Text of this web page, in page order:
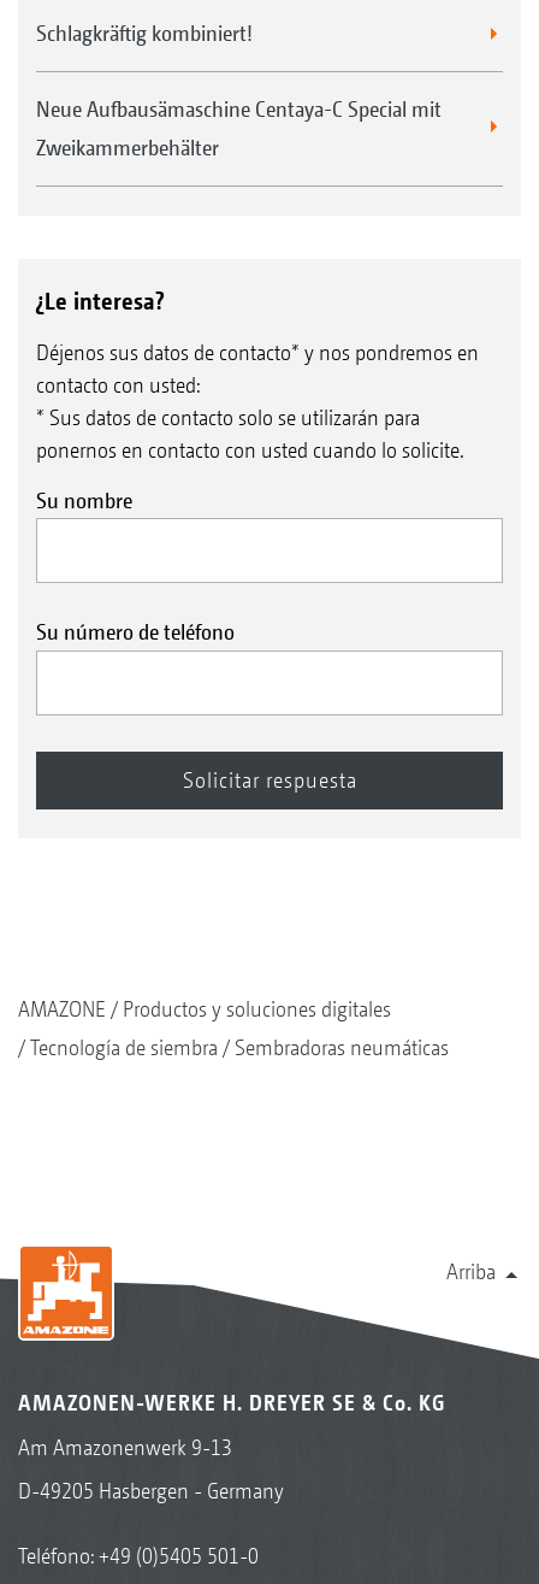
Schlagkräftig kombiniert!
Neue Aufbausämaschine Centaya-C Special mit
Zweikammerbehälter
¿Le interesa?
Déjenos sus datos de contacto* y nos pondremos en
contacto con usted:
* Sus datos de contacto solo se utilizarán para
ponernos en contacto con usted cuando lo solicite.
Su nombre
Su número de teléfono
AMAZONE
Productos y soluciones digitales
Tecnología de siembra
Sembradoras neumáticas
Arriba
AMAZONEN-WERKE H. DREYER SE & Co. KG
Am Amazonenwerk 9-13
D-49205 Hasbergen - Germany
Teléfono:+49 (0)5405 501-0